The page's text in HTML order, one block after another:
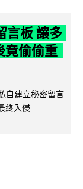
言板 讓多
竟偷偷重
自建立秘密留言
終入侵